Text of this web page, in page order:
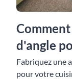
d'angle
Fabriquez une
pour votre